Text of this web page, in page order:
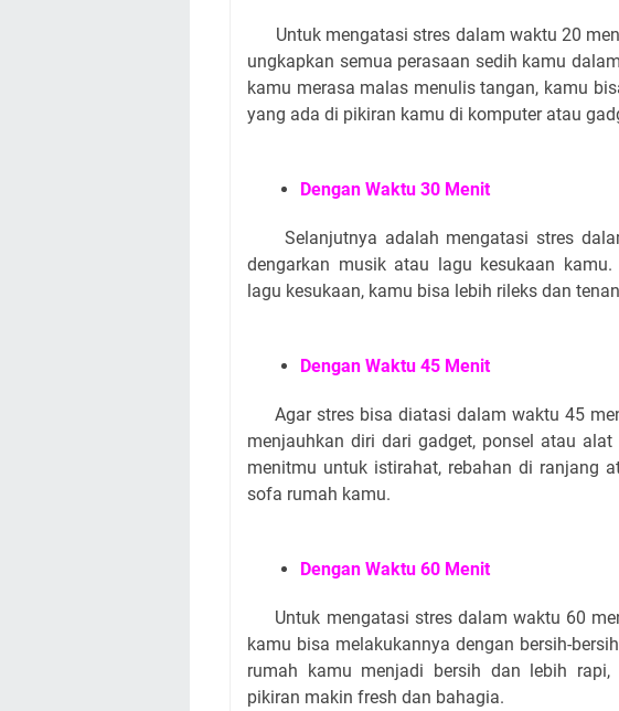
Untuk mengatasi stres dalam waktu 20
ungkapkan semua perasaan sedih kamu
kamu merasa malas menulis tangan, kamu
yang ada di pikiran kamu di komputer atau
Dengan Waktu 30 Menit
Selanjutnya adalah mengatasi stres
dengarkan musik atau lagu kesukaan
lagu kesukaan, kamu bisa lebih rileks dan
Dengan Waktu 45 Menit
Agar stres bisa diatasi dalam waktu 45
menjauhkan diri dari gadget, ponsel atau
menitmu untuk istirahat, rebahan di ranjang
sofa rumah kamu.
Dengan Waktu 60 Menit
Untuk mengatasi stres dalam waktu 60
kamu bisa melakukannya dengan bersih-
rumah kamu menjadi bersih dan lebih rapi,
pikiran makin fresh dan bahagia.